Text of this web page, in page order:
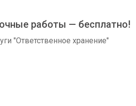
работы — бесплатно!
"Ответственное хранение"